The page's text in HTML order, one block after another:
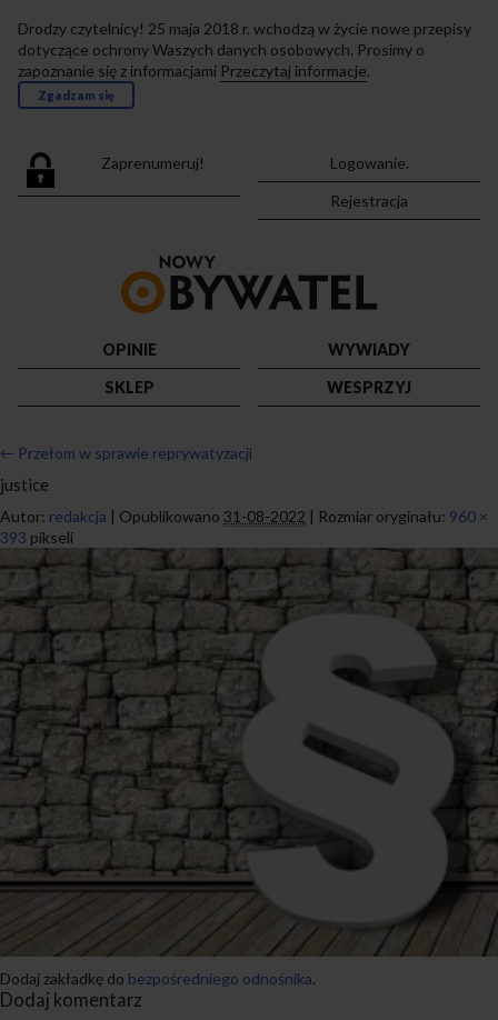
Drodzy czytelnicy! 25 maja 2018 r. wchodzą w życie nowe przepisy
dotyczące ochrony Waszych danych osobowych. Prosimy o
zapoznanie się z informacjami Przeczytaj informacje.
Zgadzam się
Zaprenumeruj!
Logowanie.
Rejestracja
strony
OPINIE
WYWIADY
SKLEP
WESPRZYJ
← Przełom w sprawie reprywatyzacji
justice
Autor: redakcja | Opublikowano 31-08-2022 | Rozmiar oryginału: 960 ×
393 pikseli
Dodaj zakładkę do bezpośredniego odnośnika.
Dodaj komentarz